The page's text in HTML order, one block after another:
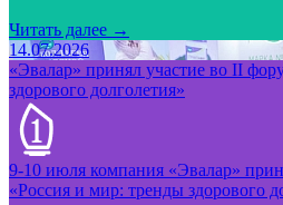
Читать далее →
14.07.2026
«Эвалар» принял участие во II
здорового долголетия»
9-10 июля компания «Эвалар»
«Россия и мир: тренды здорового